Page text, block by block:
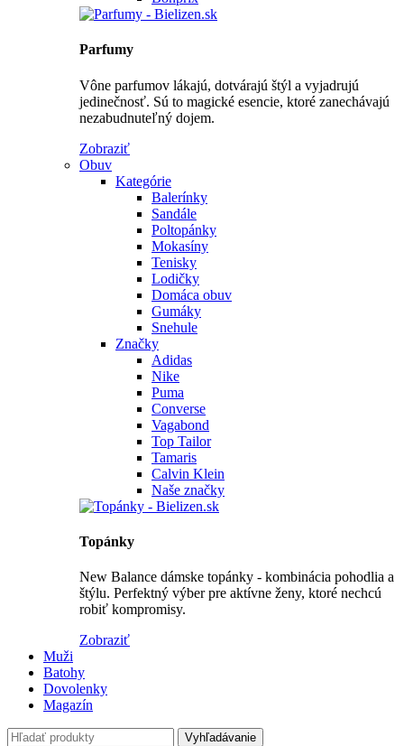
Parfumy
Vône parfumov lákajú, dotvárajú štýl a vyjadrujú
jedinečnosť. Sú to magické esencie, ktoré zanechávajú
nezabudnuteľný dojem.
Zobraziť
Obuv
Kategórie
Balerínky
Sandále
Poltopánky
Mokasíny
Tenisky
Lodičky
Domáca obuv
Gumáky
Snehule
Značky
Adidas
Nike
Puma
Converse
Vagabond
Top Tailor
Tamaris
Calvin Klein
Naše značky
Topánky
New Balance dámske topánky - kombinácia pohodlia a
štýlu. Perfektný výber pre aktívne ženy, ktoré nechcú
robiť kompromisy.
Zobraziť
Muži
Batohy
Dovolenky
Magazín
Vyhľadávanie